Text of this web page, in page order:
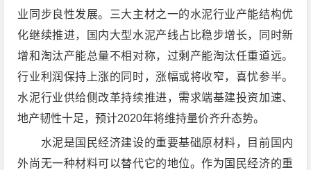
业同步良性发展。三大主材之一的水泥行业产能结构优
化继续推进，国内大型水泥产线占比稳步增长，同时新
增和淘汰产能总量不相对称，过剩产能淘汰任重道远。
行业利润保持上涨的同时，涨幅或将收窄，喜忧参半。
水泥行业供给侧改革持续推进，需求端基建投资加速、
地产韧性十足，预计2020年将维持量价齐升态势。
水泥是国民经济建设的重要基础原材料，目前国内
外尚无一种材料可以替代它的地位。作为国民经济的重